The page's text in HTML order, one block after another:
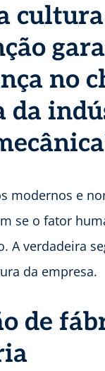
no
da
modernos e
se o fator
A verdadeira
da empresa.
de